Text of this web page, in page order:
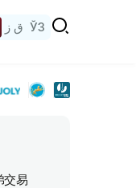
ق ز ЎЗ
交易